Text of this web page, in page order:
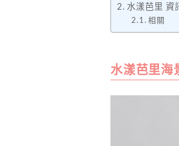
水漾芭里 資
相關
水漾芭里海